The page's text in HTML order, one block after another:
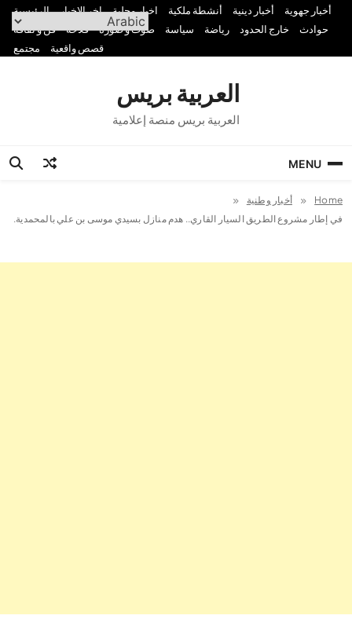
Skipأخبار جهوية أخبار دينية أنشطة ملكية اخبار محلية اخر الاخبار
الرئيسية
حوادث
خارج الحدود رياضة سياسة صوت و صورة فلاحة
فن و ثقافة
قصص واقعية
مجتمع
العربية بريس
العربية بريس منصة إعلامية
MENU
Home
أخبار وطنية
في إطار مشروع الطريق السيار القاري.. هدم منازل بسيدي موسى بن علي بالمحمدية.